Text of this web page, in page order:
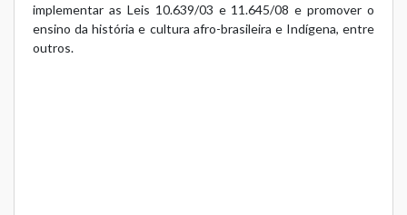
implementar as Leis 10.639/03 e 11.645/08 e promover o
ensino da história e cultura afro-brasileira e Indígena, entre
outros.